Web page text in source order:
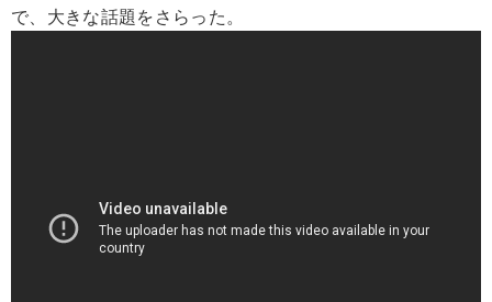
で、大きな話題をさらった。